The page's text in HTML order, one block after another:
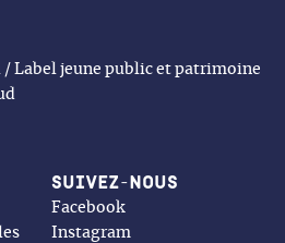
/ Label jeune public et patrimoine
Suivez-nous
Facebook
Instagram